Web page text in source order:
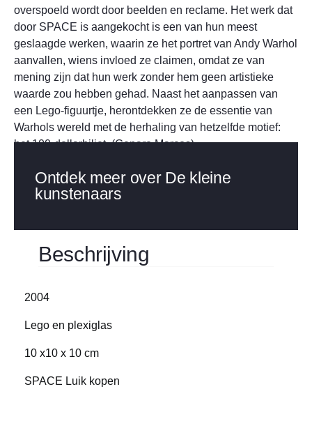
Beschrijving
2004
Lego en plexiglas
10 x10 x 10 cm
SPACE Luik kopen
overspoeld wordt door beelden en reclame. Het werk dat
door SPACE is aangekocht is een van hun meest
geslaagde werken, waarin ze het portret van Andy Warhol
aanvallen, wiens invloed ze claimen, omdat ze van
mening zijn dat hun werk zonder hem geen artistieke
waarde zou hebben gehad. Naast het aanpassen van
een Lego-figuurtje, herontdekken ze de essentie van
Warhols wereld met de herhaling van hetzelfde motief:
het 100-dollarbiljet. (Genaro Marcos)
Ontdek meer over De kleine
kunstenaars